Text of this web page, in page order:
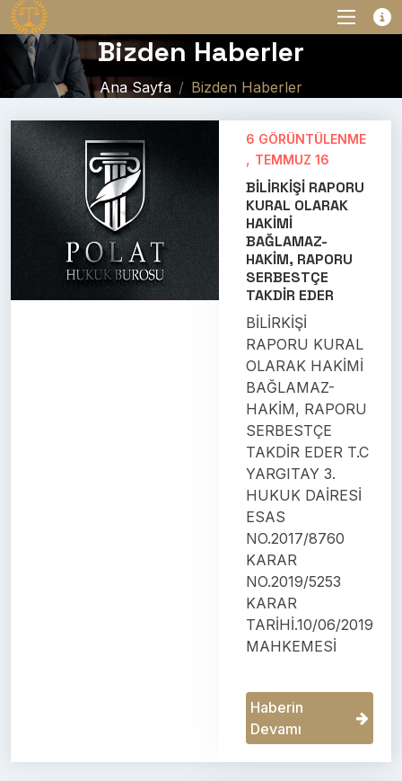
Bizden Haberler
Ana Sayfa Bizden Haberler
6 GÖRÜNTÜLENME
, TEMMUZ 16
BİLİRKİŞİ RAPORU
KURAL OLARAK
HAKİMİ
BAĞLAMAZ-
HAKİM, RAPORU
SERBESTÇE
TAKDİR EDER
BİLİRKİŞİ
RAPORU KURAL
OLARAK HAKİMİ
BAĞLAMAZ-
HAKİM, RAPORU
SERBESTÇE
TAKDİR EDER T.C
YARGITAY 3.
HUKUK DAİRESİ
ESAS
NO.2017/8760
KARAR
NO.2019/5253
KARAR
TARİHİ.10/06/2019
MAHKEMESİ
Haberin
Devamı